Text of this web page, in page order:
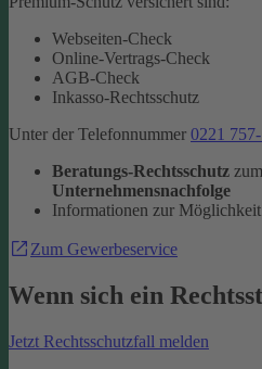
Webseiten-Check
Online-Vertrags-Check
AGB-Check
Inkasso-Rechtsschutz
Unter der Telefonnummer 0221
Beratungs-Rechtsschutz
Unternehmensnachfolge
Informationen zur
Zum Gewerbeservice
Wenn sich ein
Jetzt Rechtsschutzfall melden